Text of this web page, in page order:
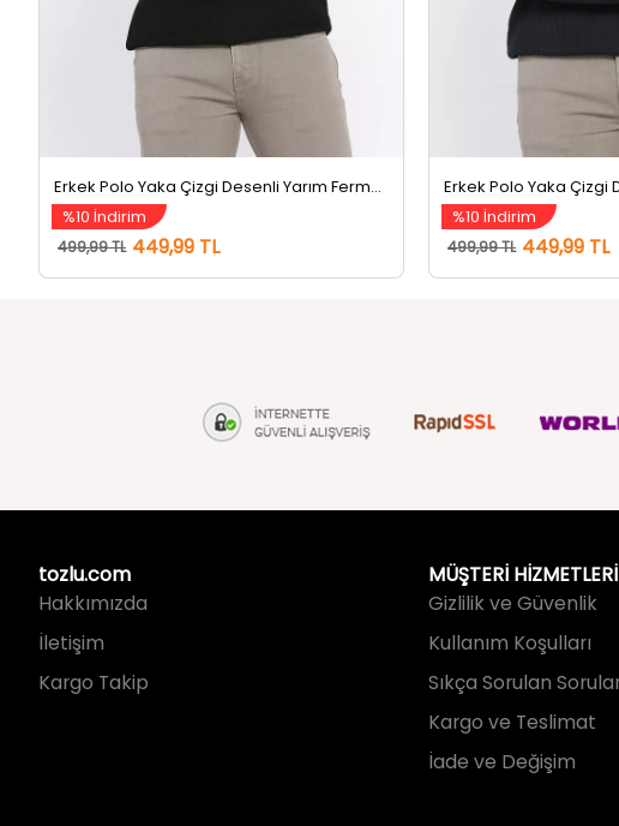
%10 İndirim
499,99 TL 449,99 TL
%10 İndirim
499,99 TL 449,99 TL
tozlu.com
İletişim
Kargo Takip
MÜŞTERİ HİZMETLERİ
Kullanım Koşulları